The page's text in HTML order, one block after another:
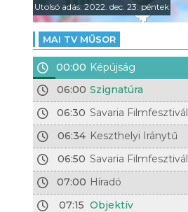
Utolsó adás: 2022. dec. 23. péntek
MAI TV MŰSOR
00:00 Képújság
06:00 Szignatúra
06:30 Savaria Filmfesztivál
06:34 Keszthelyi Iránytű
06:50 Savaria Filmfesztivál
07:00 Híradó
07:15 Objektív